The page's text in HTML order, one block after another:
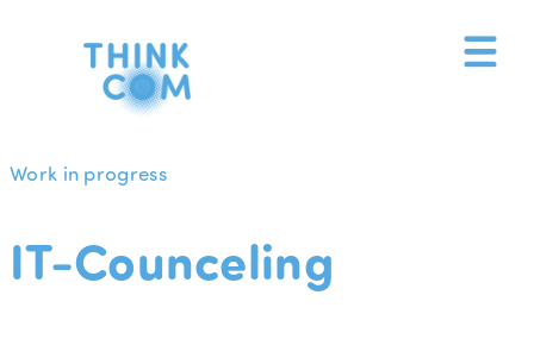
Work in progress
IT-Counceling